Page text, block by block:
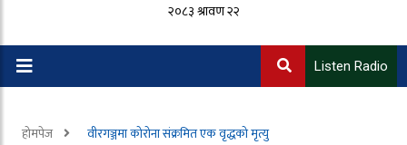
२०८३ श्रावण २२
Listen Radio
होमपेज वीरगञ्जमा कोरोना संक्रमित एक वृद्धको मृत्यु